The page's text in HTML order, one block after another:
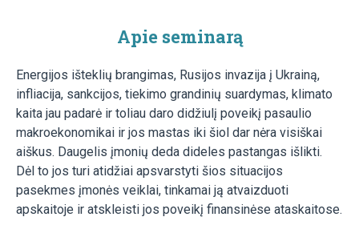
Apie seminarą
Energijos išteklių brangimas, Rusijos invazija į Ukrainą,
infliacija, sankcijos, tiekimo grandinių suardymas, klimato
kaita jau padarė ir toliau daro didžiulį poveikį pasaulio
makroekonomikai ir jos mastas iki šiol dar nėra visiškai
aiškus. Daugelis įmonių deda dideles pastangas išlikti.
Dėl to jos turi atidžiai apsvarstyti šios situacijos
pasekmes įmonės veiklai, tinkamai ją atvaizduoti
apskaitoje ir atskleisti jos poveikį finansinėse ataskaitose.